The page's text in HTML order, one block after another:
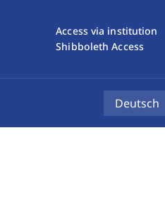
Access via institution
Shibboleth Access
Deutsch